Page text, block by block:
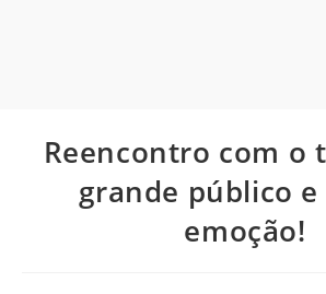
Reencontro com o
grande público
emoção!